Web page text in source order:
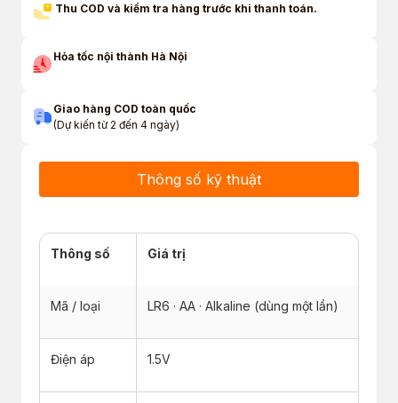
Thu COD và kiểm tra hàng trước khi thanh toán.
Hỏa tốc nội thành Hà Nội
Giao hàng COD toàn quốc
(Dự kiến từ 2 đến 4 ngày)
Thông số kỹ thuật
Thông số Giá trị
Mã / loại LR6 · AA · Alkaline (dùng một lần)
Điện áp 1.5V